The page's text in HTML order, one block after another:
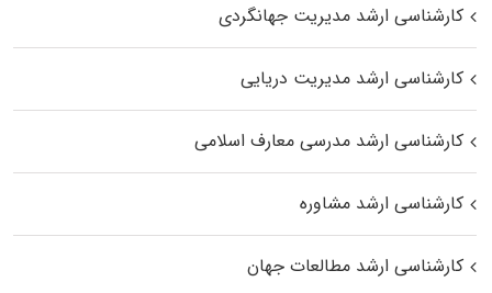
کارشناسی ارشد مدیریت جهانگردی
کارشناسی ارشد مدیریت دریایی
کارشناسی ارشد مدرسی معارف اسلامی
کارشناسی ارشد مشاوره
کارشناسی ارشد مطالعات جهان